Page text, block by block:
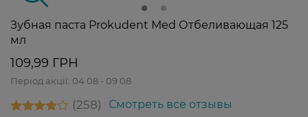
Зубная паста Prokudent Med Отбеливающая 125
мл
109,99 ГРН
Період акції: 04 08 - 09 08
258 Смотреть все отзывы